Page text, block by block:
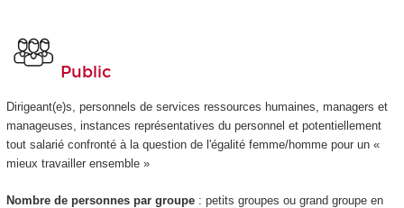
Public
Dirigeant(e)s, personnels de services ressources humaines, managers et
manageuses, instances représentatives du personnel et potentiellement
tout salarié confronté à la question de l'égalité femme/homme pour un «
mieux travailler ensemble »
Nombre de personnes par groupe : petits groupes ou grand groupe en